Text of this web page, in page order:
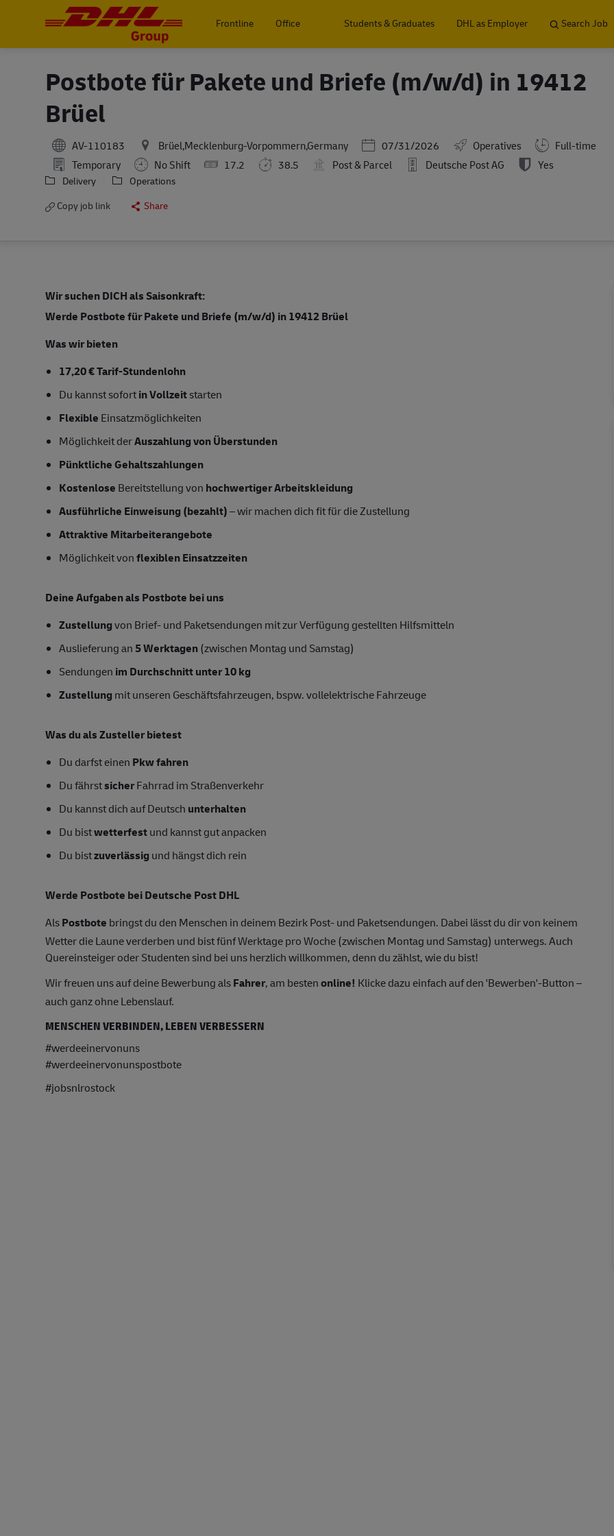
Frontline
Office Students & Graduates DHL as Employer Search Job
Postbote für Pakete und Briefe (m/w/d) in 19412
Brüel
AV-110183 Brüel,Mecklenburg-Vorpommern,Germany Posted Date
07/31/2026 Operatives
Full-time
Temporary
No Shift 17.2 38.5 Post & Parcel Deutsche Post AG Yes
Delivery
Operations
Copy job link
Share
Wir suchen DICH als Saisonkraft:
Werde Postbote für Pakete und Briefe (m/w/d) in 19412 Brüel
Was wir bieten
17,20 € Tarif-Stundenlohn
Du kannst sofortin Vollzeitstarten
Flexible Einsatzmöglichkeiten
Möglichkeit derAuszahlung von Überstunden
Pünktliche Gehaltszahlungen
Kostenlose Bereitstellung von hochwertiger Arbeitskleidung
Ausführliche Einweisung (bezahlt)– wir machen dich fit für die Zustellung
Attraktive Mitarbeiterangebote
Möglichkeit vonflexiblen Einsatzzeiten
Deine Aufgaben als Postbote bei uns
Zustellungvon Brief- und Paketsendungen mit zur Verfügung gestellten Hilfsmitteln
Auslieferung an5 Werktagen(zwischen Montag und Samstag)
Sendungen im Durchschnitt unter 10 kg
Zustellung mit unseren Geschäftsfahrzeugen, bspw. vollelektrische Fahrzeuge
Was du als Zusteller bietest
Du darfst einen Pkw fahren
Du fährstsicherFahrrad im Straßenverkehr
Du kannst dich auf Deutsch unterhalten
Du bistwetterfestund kannst gut anpacken
Du bistzuverlässig und hängst dich rein
Werde Postbote bei Deutsche Post DHL
AlsPostbote bringst du den Menschen in deinem Bezirk Post- und Paketsendungen. Dabei lässt du dir von keinem
Wetter die Laune verderben und bist fünf Werktage pro Woche (zwischen Montag und Samstag) unterwegs. Auch
Quereinsteiger oder Studenten sind bei uns herzlich willkommen, denn du zählst, wie du bist!
Wir freuen uns auf deine Bewerbung alsFahrer, am bestenonline! Klicke dazu einfach auf den 'Bewerben'-Button –
auch ganz ohne Lebenslauf.
MENSCHEN VERBINDEN, LEBEN VERBESSERN
#werdeeinervonuns
#werdeeinervonunspostbote
#jobsnlrostock